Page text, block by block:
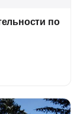
по